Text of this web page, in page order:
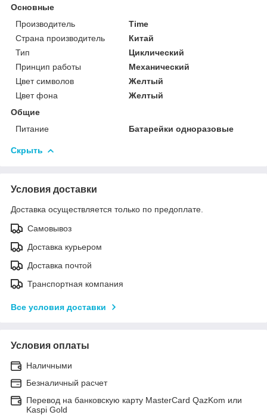
Основные
Производитель
Time
Страна производитель
Китай
Тип
Циклический
Принцип работы
Механический
Цвет символов
Желтый
Цвет фона
Желтый
Общие
Питание
Батарейки одноразовые
Скрыть
Условия доставки
Доставка осуществляется только по предоплате.
Самовывоз
Доставка курьером
Доставка почтой
Транспортная компания
Все условия доставки
Условия оплаты
Наличными
Безналичный расчет
Перевод на банковскую карту MasterCard QazKom или
Kaspi Gold